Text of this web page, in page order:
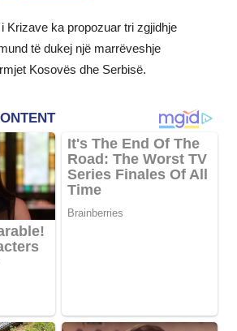
Krizave ka propozuar tri zgjidhje
të dukej një marrëveshje
Kosovës dhe Serbisë.